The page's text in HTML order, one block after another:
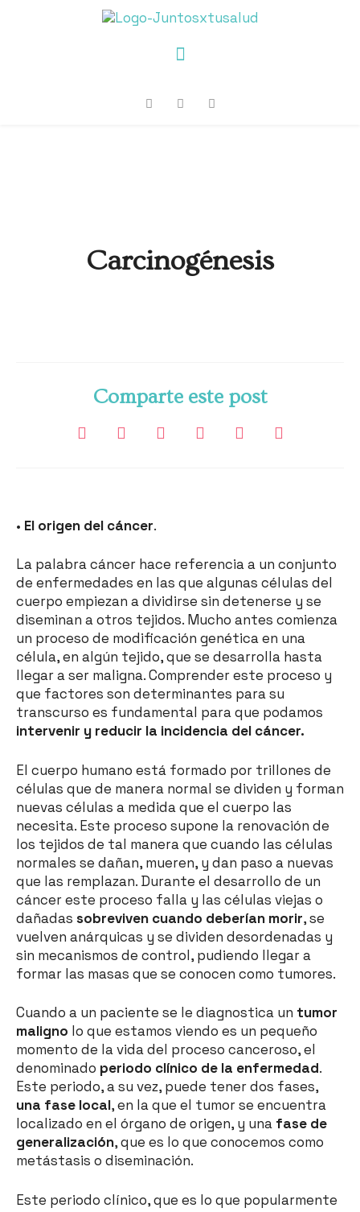
Carcinogénesis
Comparte este post
• El origen del cáncer.
La palabra cáncer hace referencia a un conjunto
de enfermedades en las que algunas células del
cuerpo empiezan a dividirse sin detenerse y se
diseminan a otros tejidos. Mucho antes comienza
un proceso de modificación genética en una
célula, en algún tejido, que se desarrolla hasta
llegar a ser maligna. Comprender este proceso y
que factores son determinantes para su
transcurso es fundamental para que podamos
intervenir y reducir la incidencia del cáncer.
El cuerpo humano está formado por trillones de
células que de manera normal se dividen y forman
nuevas células a medida que el cuerpo las
necesita. Este proceso supone la renovación de
los tejidos de tal manera que cuando las células
normales se dañan, mueren, y dan paso a nuevas
que las remplazan. Durante el desarrollo de un
cáncer este proceso falla y las células viejas o
dañadas sobreviven cuando deberían morir, se
vuelven anárquicas y se dividen desordenadas y
sin mecanismos de control, pudiendo llegar a
formar las masas que se conocen como tumores.
Cuando a un paciente se le diagnostica un tumor
maligno lo que estamos viendo es un pequeño
momento de la vida del proceso canceroso, el
denominado periodo clínico de la enfermedad.
Este periodo, a su vez, puede tener dos fases,
una fase local, en la que el tumor se encuentra
localizado en el órgano de origen, y una fase de
generalización, que es lo que conocemos como
metástasis o diseminación.
Este periodo clínico, que es lo que popularmente